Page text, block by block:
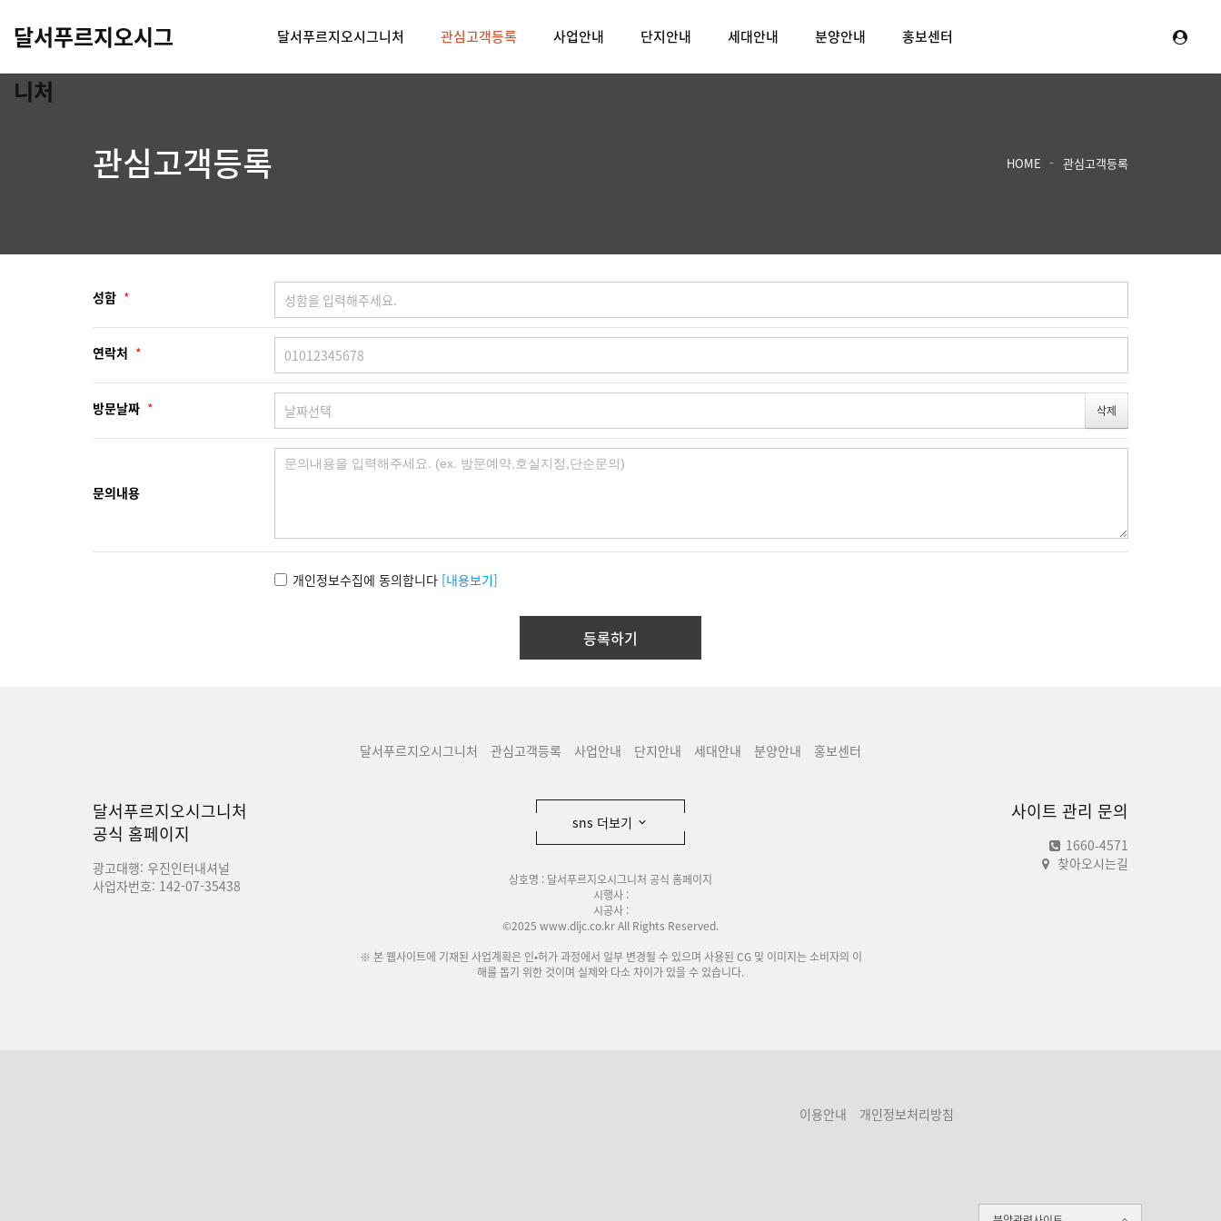
달서푸르지오시그
니처
달서푸르지오시그니처 관심고객등록 사업안내 단지안내 세대안내 분양안내 홍보센터
관심고객등록 HOME 관심고객등록
성함 *
연락처 *
방문날짜 *
문의내용
개인정보수집에 동의합니다 [내용보기]
달서푸르지오시그니처 관심고객등록 사업안내 단지안내 세대안내 분양안내 홍보센터
달서푸르지오시그니처
공식 홈페이지
광고대행: 우진인터내셔널
사업자번호: 142-07-35438
사이트 관리 문의
1660-4571
찾아오시는길
sns 더보기
상호명 : 달서푸르지오시그니처 공식 홈페이지
시행사 :
시공사 :
©2025 www.dljc.co.kr All Rights Reserved.
※ 본 웹사이트에 기재된 사업계획은 인•허가 과정에서 일부 변경될 수 있으며 사용된 CG 및 이미지는 소비자의 이
해를 돕기 위한 것이며 실제와 다소 차이가 있을 수 있습니다.
이용안내 개인정보처리방침